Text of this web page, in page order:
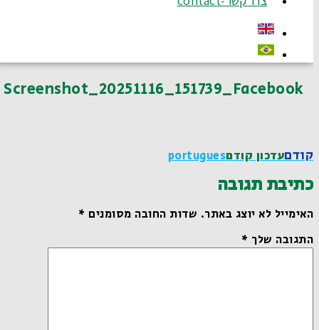
Screenshot_20251116_151739_Facebook
קודםעדכון קודםPortugues
כתיבת תגובה
האימייל לא יוצג באתר.שדות החובה מסומנים*
התגובה שלך*